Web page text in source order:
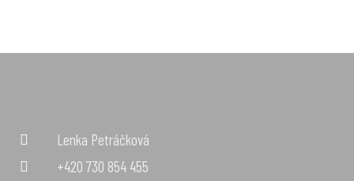
Lenka Petráčková
+420 730 854 455